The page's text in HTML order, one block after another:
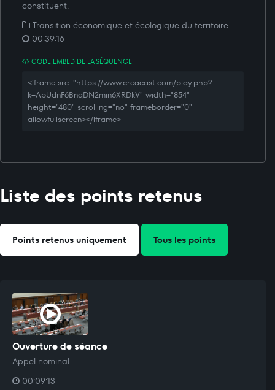
constituent.
Transition économique et écologique du territoire
00:39:16
CODE EMBED DE LA SÉQUENCE
<iframe src="https://www.creacast.com/play.php?
k=ApUdnF6BnqDN2min6XRDkV" width="854"
height="480" scrolling="no" frameborder="0"
allowfullscreen></iframe>
Liste des points retenus
Points retenus uniquement Tous les points
Ouverture de séance
Appel nominal
00:09:13